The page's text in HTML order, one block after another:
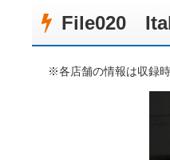
File020
※各店舗の情報は収録時